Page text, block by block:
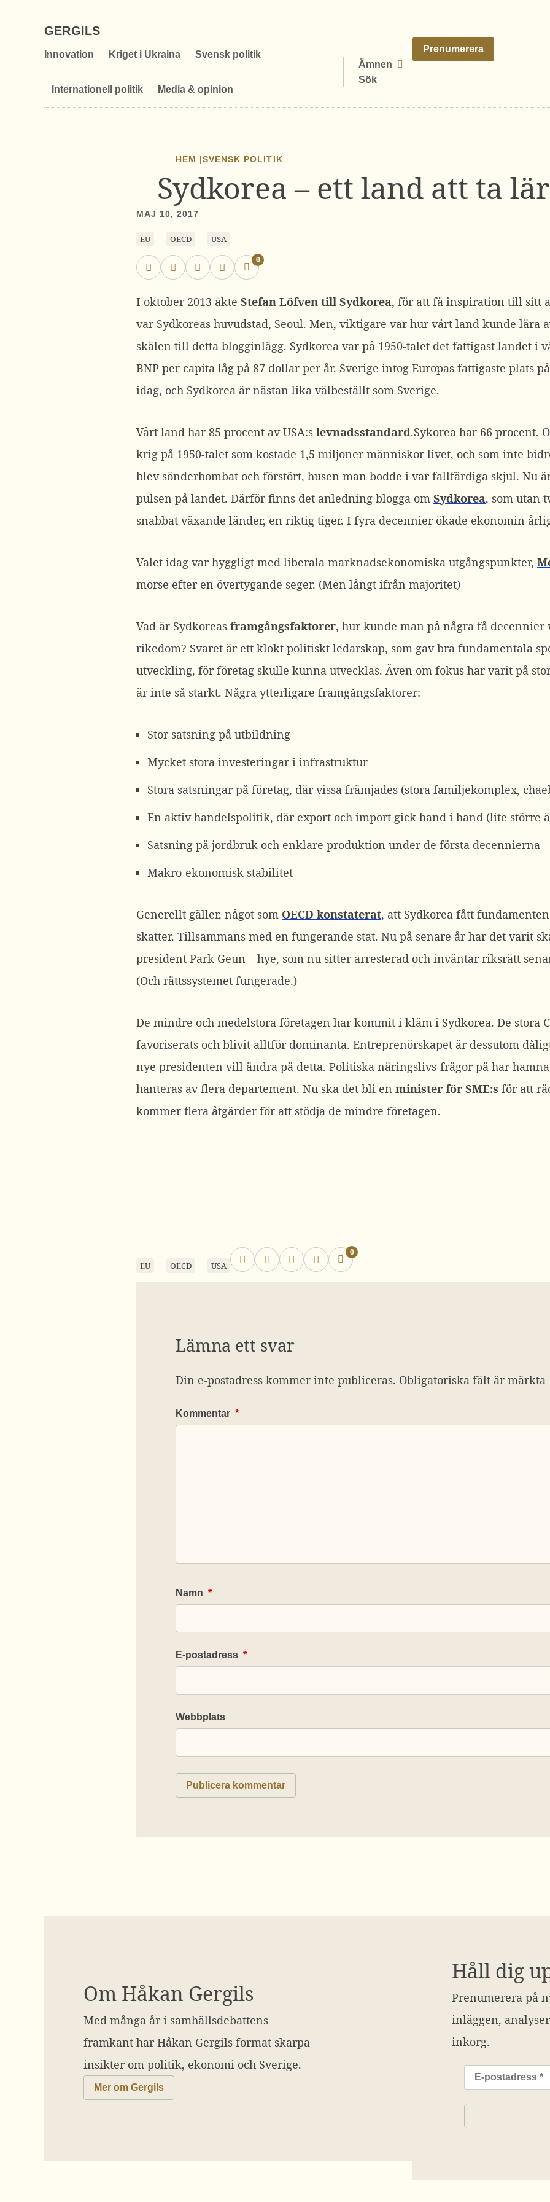
GERGILS
Innovation Kriget i Ukraina Svensk politik
Internationell politik Media & opinion
Ämnen
Sök
Prenumerera
HEM |SVENSK POLITIK
Sydkorea – ett land att ta
MAJ 10, 2017
EU OECD USA
0
I oktober 2013 åkte Stefan Löfven till Sydkorea, för att få inspiration till sitt
var Sydkoreas huvudstad, Seoul. Men, viktigare var hur vårt land kunde lära
skälen till detta blogginlägg. Sydkorea var på 1950-talet det fattigast landet i
BNP per capita låg på 87 dollar per år. Sverige intog Europas fattigaste plats
idag, och Sydkorea är nästan lika välbeställt som Sverige.
Vårt land har 85 procent av USA:s levnadsstandard.Sykorea har 66 procent.
krig på 1950-talet som kostade 1,5 miljoner människor livet, och som inte
blev sönderbombat och förstört, husen man bodde i var fallfärdiga skjul. Nu
pulsen på landet. Därför finns det anledning blogga om Sydkorea, som utan
snabbat växande länder, en riktig tiger. I fyra decennier ökade ekonomin
Valet idag var hyggligt med liberala marknadsekonomiska utgångspunkter,
morse efter en övertygande seger. (Men långt ifrån majoritet)
Vad är Sydkoreas framgångsfaktorer, hur kunde man på några få
rikedom? Svaret är ett klokt politiskt ledarskap, som gav bra fundamentala
utveckling, för företag skulle kunna utvecklas. Även om fokus har varit på
är inte så starkt. Några ytterligare framgångsfaktorer:
Stor satsning på utbildning
Mycket stora investeringar i infrastruktur
Stora satsningar på företag, där vissa främjades (stora familjekomplex,
En aktiv handelspolitik, där export och import gick hand i hand (lite större
Satsning på jordbruk och enklare produktion under de första decennierna
Makro-ekonomisk stabilitet
Generellt gäller, något som OECD konstaterat, att Sydkorea fått
skatter. Tillsammans med en fungerande stat. Nu på senare år har det varit
president Park Geun – hye, som nu sitter arresterad och inväntar riksrätt
(Och rättssystemet fungerade.)
De mindre och medelstora företagen har kommit i kläm i Sydkorea. De stora
favoriserats och blivit alltför dominanta. Entreprenörskapet är dessutom
nye presidenten vill ändra på detta. Politiska näringslivs-frågor på har
hanteras av flera departement. Nu ska det bli en minister för SME:s för att
kommer flera åtgärder för att stödja de mindre företagen.
EU OECD USA
0
Lämna ett svar
Din e-postadress kommer inte publiceras. Obligatoriska fält är märkta
Kommentar *
Namn *
E-postadress *
Webbplats
Om Håkan Gergils
Med många år i samhällsdebattens
framkant har Håkan Gergils format skarpa
insikter om politik, ekonomi och Sverige.
Mer om Gergils
Håll dig
Prenumerera på
inläggen,
inkorg.